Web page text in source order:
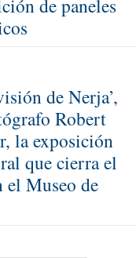
de paneles
de Nerja’,
Robert
la exposición
que cierra el
el Museo de